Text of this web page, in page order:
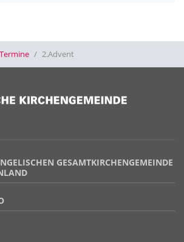
2.Advent
GESAMTKIRCHENGEMEINDE